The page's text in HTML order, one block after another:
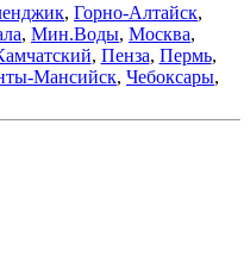
, Горно-Алтайск,
, Мин.Воды, Москва,
, Пенза, Пермь,
Мансийск, Чебоксары,